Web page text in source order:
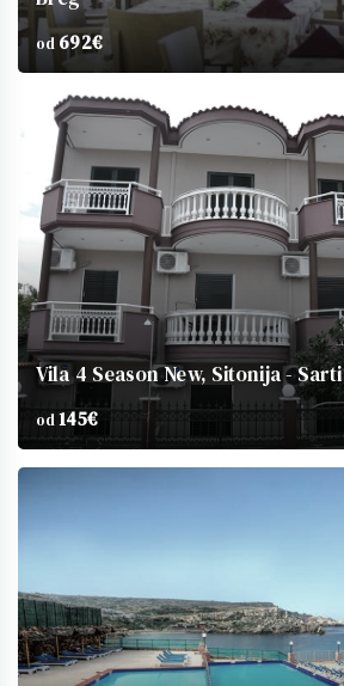
od 692€
Vila 4 Season New, Sitonija - Sarti
od145€